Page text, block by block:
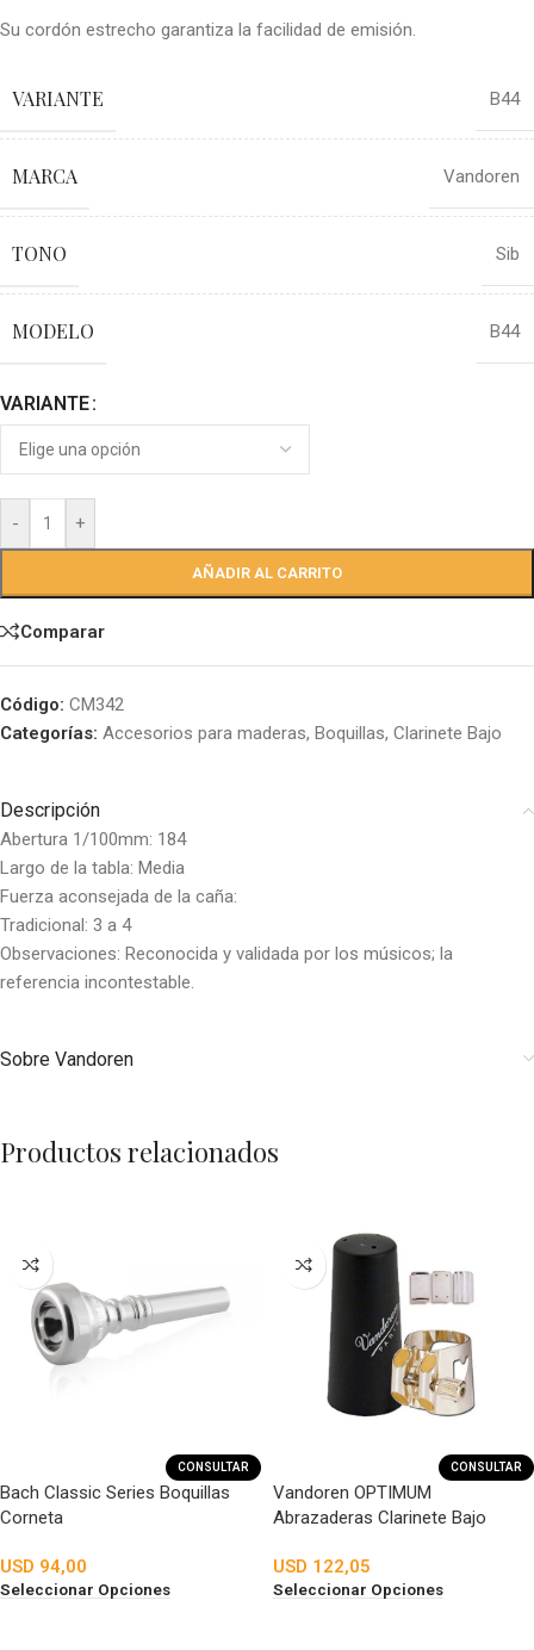
Su cordón estrecho garantiza la facilidad de emisión.
VARIANTE B44
MARCA Vandoren
TONO Sib
MODELO B44
VARIANTE
- +
AÑADIR AL CARRITO
Comparar
Código: CM342
Categorías: Accesorios para maderas, Boquillas, Clarinete Bajo
Descripción
Abertura 1/100mm: 184
Largo de la tabla: Media
Fuerza aconsejada de la caña:
Tradicional: 3 a 4
Observaciones: Reconocida y validada por los músicos; la
referencia incontestable.
Sobre Vandoren
Productos relacionados
CONSULTAR
Bach Classic Series Boquillas
Corneta
USD 94,00
Seleccionar Opciones
CONSULTAR
Vandoren OPTIMUM
Abrazaderas Clarinete Bajo
USD 122,05
Seleccionar Opciones